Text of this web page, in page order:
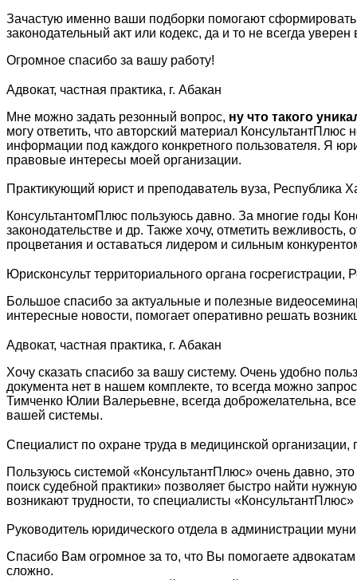
Зачастую именно ваши подборки помогают сформировать
законодательный акт или кодекс, да и то не всегда
Огромное спасибо за вашу работу!
Адвокат, частная практика, г. Абакан
Мне можно задать резонный вопрос, ну что такого
могу ответить, что авторский материал
информации под каждого конкретного пользователя. Я
правовые интересы моей организации.
Практикующий юрист и преподаватель вуза, Республика
КонсультантомПлюс пользуюсь давно. За многие годы
законодательстве и др. Также хочу, отметить
процветания и оставаться лидером и сильным
Юрисконсульт территориального органа госрегистрации,
Большое спасибо за актуальные и полезные
интересные новости, помогает оперативно решать
Адвокат, частная практика, г. Абакан
Хочу сказать спасибо за вашу систему. Очень удобно
документа нет в нашем комплекте, то всегда можно
Тимченко Юлии Валерьевне, всегда доброжелательна,
вашей системы.
Специалист по охране труда в медицинской организации,
Пользуюсь системой «КонсультантПлюс» очень давно,
поиск судебной практики» позволяет быстро найти
возникают трудности, то специалисты
Руководитель юридического отдела в администрации
Спасибо Вам огромное за то, что Вы помогаете
сложно.